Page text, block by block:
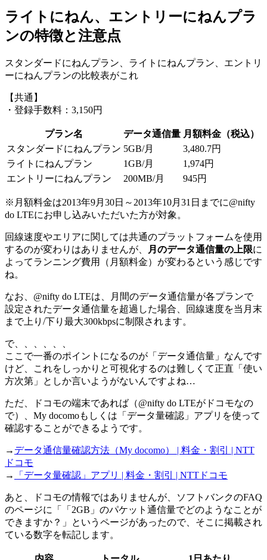
ライトにねん、エントリーにねんプラ
ンの特徴と注意点
スタンダードにねんプラン、ライトにねんプラン、エントリ
ーにねんプランの比較表がこれ
【共通】
・登録手数料：3,150円
プラン名 データ通信量 月額料金（税込）
スタンダードにねんプラン 5GB/月
3,480.7円
ライトにねんプラン
1GB/月
1,974円
エントリーにねんプラン
200MB/月 945円
※月額料金は2013年9月30日～2013年10月31日までに@nifty
do LTEにお申し込みいただいた方が対象。
回線速度やエリアに関しては共通のプラットフォームを使用
するのが変わりはありませんが、
月のデータ通信量の上限に
よってランニング費用（月額料金）が変わるという感じです
ね。
なお、@nifty do LTEは、月間のデータ通信量が各プランで
設定されたデータ通信量を超過した場合、回線速度を当月末
まで上り/下り最大300kbpsに制限されます。
で、、、、、、
ここで一番のポイントになるのが「データ通信量」なんです
けど、これをしっかりと可視化するのは難しくて正直「使い
方次第」としか言いようがないんですよね…
ただ、ドコモの端末であれば（@nifty do LTEがドコモなの
で）、My docomoもしくは「データ量確認」アプリを使って
確認することができるようです。
→ データ通信量確認方法（My docomo） | 料金・割引 | NTT
ドコモ
→
「データ量確認」アプリ | 料金・割引 | NTTドコモ
あと、ドコモの情報ではありませんが、ソフトバンクのFAQ
のページに「「2GB」のパケット通信量でどのようなことが
できますか？」というページがあったので、そこに掲載され
ている数字を転記します。